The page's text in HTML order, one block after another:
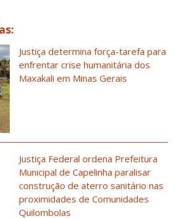
Justiça determina força-tarefa para
enfrentar crise humanitária dos
Maxakali em Minas Gerais
Justiça Federal ordena Prefeitura
Municipal de Capelinha paralisar
construção de aterro sanitário nas
proximidades de Comunidades
Quilombolas